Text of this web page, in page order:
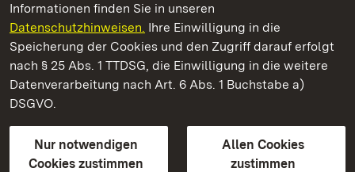
Informationen finden Sie in unseren
Datenschutzhinweisen. Ihre Einwilligung in die
Speicherung der Cookies und den Zugriff darauf erfolgt
nach § 25 Abs. 1 TTDSG, die Einwilligung in die weitere
Datenverarbeitung nach Art. 6 Abs. 1 Buchstabe a)
DSGVO.
Nur notwendigen
Cookies zustimmen
Allen Cookies
zustimmen
Schloss Solitude
Staatliche Schlösser und Gärten Baden-Württemberg
Kontakt
GebärdenspracheLeichte Sprache
Erklärung zur Barrierefreiheit
BITV-konform (geprüfte Seiten)